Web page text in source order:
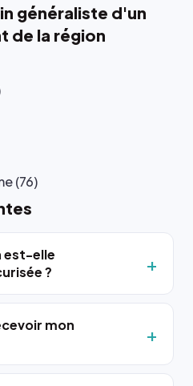
généraliste d'un
de la région
(76)
est-elle
?
mon